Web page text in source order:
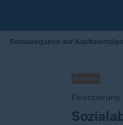
Sozialabgaben auf
Grafiken
: